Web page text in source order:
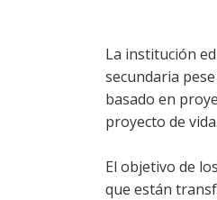
La institución
secundaria
basado en
proyecto de vida.
El objetivo de
que están